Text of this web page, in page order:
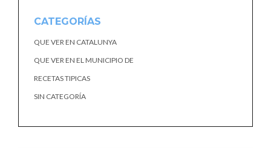
CATEGORÍAS
QUE VER EN CATALUNYA
QUE VER EN EL MUNICIPIO DE
RECETAS TIPICAS
SIN CATEGORÍA